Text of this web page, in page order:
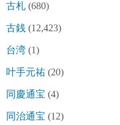
古札 (680)
古銭 (12,423)
台湾 (1)
叶手元祐 (20)
同慶通宝 (4)
同治通宝 (12)